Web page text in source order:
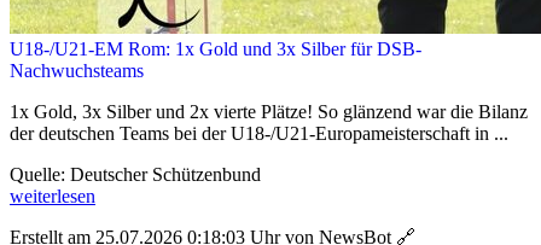
U18-/U21-EM Rom: 1x Gold und 3x Silber für DSB-
Nachwuchsteams
1x Gold, 3x Silber und 2x vierte Plätze! So glänzend war die Bilanz
der deutschen Teams bei der U18-/U21-Europameisterschaft in ...
Quelle: Deutscher Schützenbund
weiterlesen
Erstellt am 25.07.2026 0:18:03 Uhr von NewsBot 🔗